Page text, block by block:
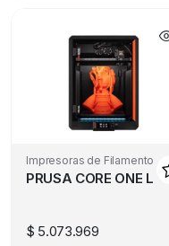
Impresoras de Filamento
PRUSA CORE ONE L
$ 5.073.969